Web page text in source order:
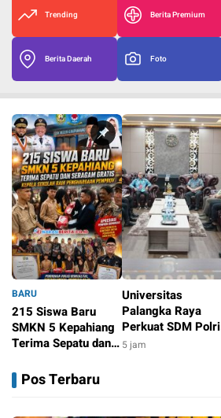
Trending Berita Premium
Berita Daerah Foto
BARU
215 Siswa Baru
SMKN 5 Kepahiang
Terima Sepatu dan
Kepala Sekolah Raih
Penghargaan
Universitas
Palangka Raya
Perkuat SDM Polri
Lewat Pusat Studi
5 jam
Pos Terbaru